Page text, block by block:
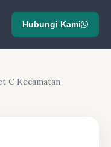
Hubungi Kami
C Kecamatan